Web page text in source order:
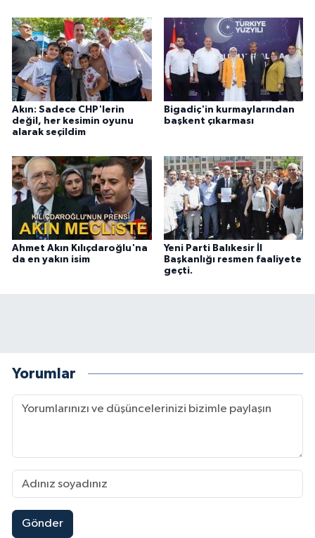
Akın: Sadece CHP'lerin
değil, her kesimin oyunu
alarak seçildim
Bigadiç'in kurmaylarından
başkent çıkarması
Ahmet Akın Kılıçdaroğlu'na
da en yakın isim
Yeni Parti Balıkesir İl
Başkanlığı resmen faaliyete
geçti.
Yorumlar
Gönder